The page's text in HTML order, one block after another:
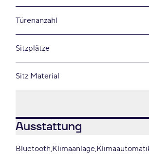
Türenanzahl
Sitzplätze
Sitz Material
Ausstattung
Bluetooth Klimaanlage